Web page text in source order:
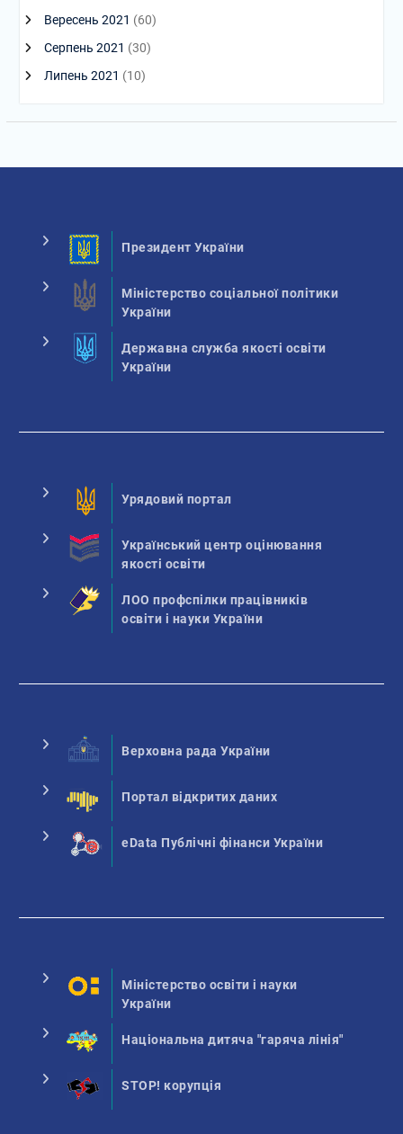
Вересень 2021 (60)
Серпень 2021 (30)
Липень 2021 (10)
Президент України
Міністерство соціальної політики
України
Державна служба якості освіти
України
Урядовий портал
Український центр оцінювання
якості освіти
ЛОО профспілки працівників
освіти і науки України
Верховна рада України
Портал відкритих даних
eData Публічні фінанси України
Міністерство освіти і науки
України
Національна дитяча "гаряча лінія"
STOP! корупція